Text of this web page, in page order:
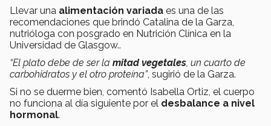
Llevar una alimentación variada es una de las
recomendaciones que brindó Catalina de la Garza,
nutrióloga con posgrado en Nutrición Clínica en la
Universidad de Glasgow..
“El plato debe de ser la mitad vegetales, un cuarto de
carbohidratos y el otro proteína”, sugirió de la Garza.
Si no se duerme bien, comentó Isabella Ortiz, el cuerpo
no funciona al día siguiente por el desbalance a nivel
hormonal.